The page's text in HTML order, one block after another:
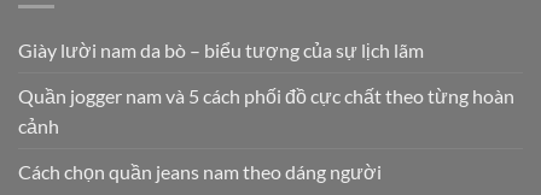
Giày lười nam da bò – biểu tượng của sự lịch lãm
Quần jogger nam và 5 cách phối đồ cực chất theo từng hoàn
cảnh
Cách chọn quần jeans nam theo dáng người